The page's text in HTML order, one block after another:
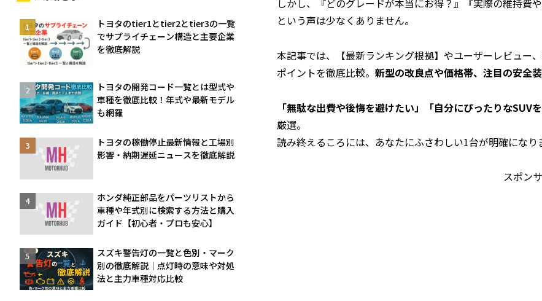
しかし、『どのグレードが本当にお得？』『実際の維持費
という声は少なくありません。
本記事では、【最新ランキング根拠】やユーザーレビュー、
ポイントを徹底比較。新型の改良点や価格帯、注目の安全
「無駄な出費や後悔を避けたい」「自分にぴったりなSUVを
厳選。
読み終えるころには、 あなたにふさわしい1台が明確になり
スポン
トヨタのtier1とtier2とtier3の一覧
でサプライチェーン構造と主要企業
を徹底解説
トヨタの開発コード一覧とは型式や
車種を徹底比較！年式や最新モデル
も網羅
トヨタの稼働停止最新情報と工場別
影響・納期遅延ニュースを徹底解説
ホンダ純正部品をパーツリストから
車種や年式別に検索する方法と購入
ガイド【初心者・プロも安心】
スズキ警告灯の一覧と色別・マーク
別の徹底解説｜点灯時の意味や対処
法と主力車種対応比較